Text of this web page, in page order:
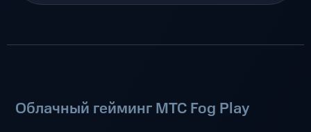
Облачный гейминг МТС Fog Play